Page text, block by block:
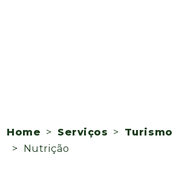
Home > Serviços > Turismo
> Nutrição